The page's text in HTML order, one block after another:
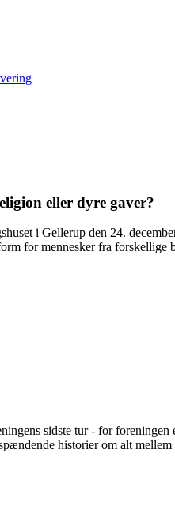
eller dyre gaver?
i Gellerup den 24.
for mennesker fra
sidste tur - for
historier om alt